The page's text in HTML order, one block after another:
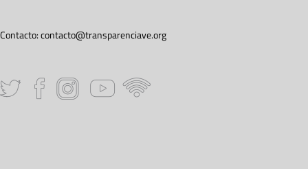
Contacto:contacto@transparenciave.org